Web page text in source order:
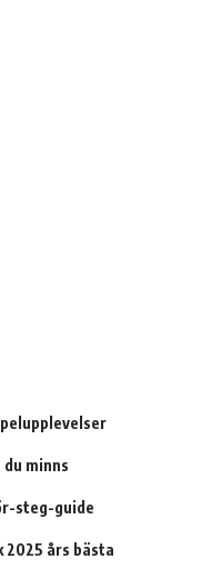
minns
steg-guide
2025 års bästa